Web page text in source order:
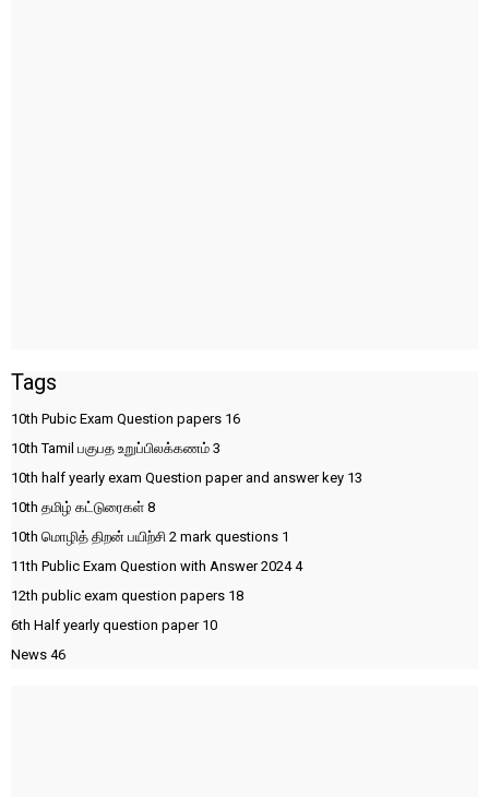
Tags
10th Pubic Exam Question papers 16
10th Tamil பகுபத உறுப்பிலக்கணம் 3
10th half yearly exam Question paper and answer key 13
10th தமிழ் கட்டுரைகள் 8
10th மொழித் திறன் பயிற்சி 2 mark questions 1
11th Public Exam Question with Answer 20244
12th public exam question papers 18
6th Half yearly question paper 10
News 46